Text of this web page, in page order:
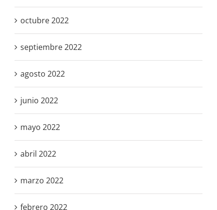
octubre 2022
septiembre 2022
agosto 2022
junio 2022
mayo 2022
abril 2022
marzo 2022
febrero 2022